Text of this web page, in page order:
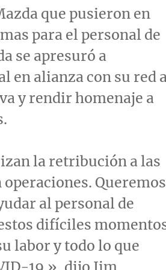
que pusieron en
para el personal de
se apresuró a
en alianza con su red
y rendir homenaje a
la retribución a las
Queremos
al personal de
difíciles
labor y todo lo que